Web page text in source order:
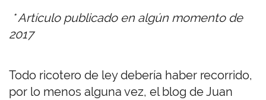
* Artículo publicado en algún momento de
2017
Todo ricotero de ley debería haber recorrido,
por lo menos alguna vez, el blog de Juan